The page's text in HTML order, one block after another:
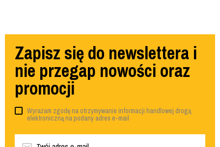
Zapisz się do newslettera i
nie przegap nowości oraz
promocji
Wyrażam zgodę na otrzymywanie informacji handlowej drogą
elektroniczną na podany adres e-mail